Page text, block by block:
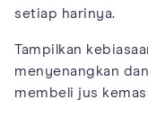
setiap harinya.
Tampilkan
menyenangkan
membeli jus